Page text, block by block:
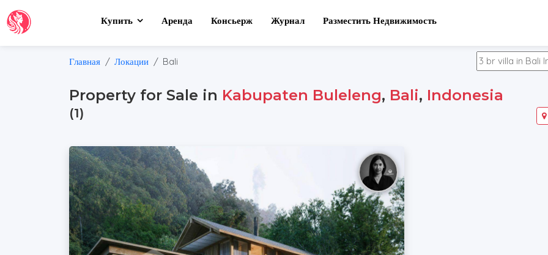
Купить Аренда Консьерж Журнал Разместить Недвижимость
Главная Локации Bali
Property for Sale in Kabupaten Buleleng, Bali, Indonesia
(1)